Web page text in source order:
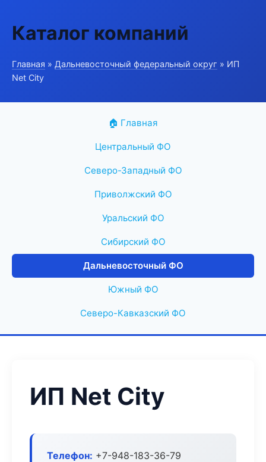
Каталог компаний
Главная » Дальневосточный федеральный округ » ИП
Net City
🏠 Главная
Центральный ФО
Северо-Западный ФО
Приволжский ФО
Уральский ФО
Сибирский ФО
Дальневосточный ФО
Южный ФО
Северо-Кавказский ФО
ИП Net City
Телефон: +7-948-183-36-79